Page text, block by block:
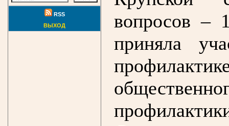
RSS
ВЫХОД
вопросов –
приняла